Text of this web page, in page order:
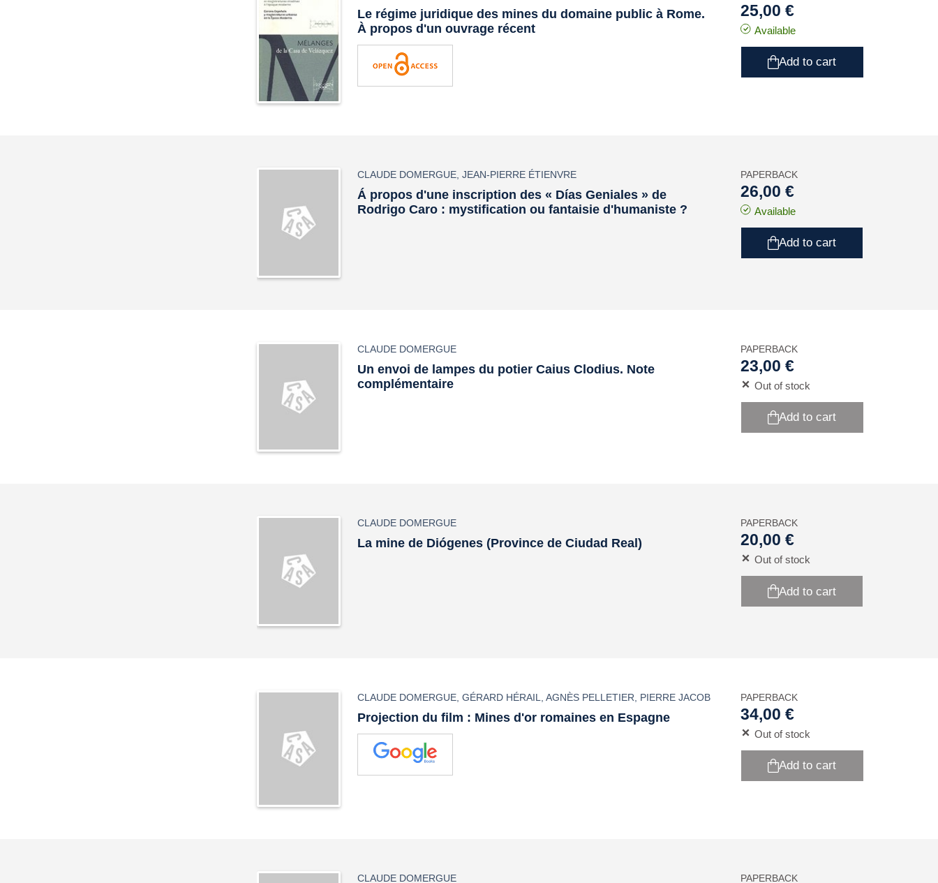
Le régime juridique des mines du domaine public à Rome.
À propos d'un ouvrage récent
25,00 €
Available
Add to cart
CLAUDE DOMERGUE ,JEAN-PIERRE ÉTIENVRE
Á propos d'une inscription des « Días Geniales » de
Rodrigo Caro : mystification ou fantaisie d'humaniste ?
PAPERBACK
26,00 €
Available
Add to cart
CLAUDE DOMERGUE
Un envoi de lampes du potier Caius Clodius. Note
complémentaire
PAPERBACK
23,00 €
Out of stock
Add to cart
CLAUDE DOMERGUE
La mine de Diógenes (Province de Ciudad Real)
PAPERBACK
20,00 €
Out of stock
Add to cart
CLAUDE DOMERGUE ,GÉRARD HÉRAIL ,AGNÈS PELLETIER PIERRE JACOB
Projection du film : Mines d'or romaines en Espagne
PAPERBACK
34,00 €
Out of stock
Add to cart
CLAUDE DOMERGUE PAPERBACK